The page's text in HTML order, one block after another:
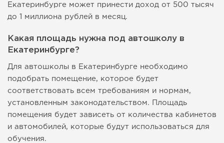
Екатеринбурге может принести доход от 500 тысяч
до 1 миллиона рублей в месяц.
Какая площадь нужна под автошколу в
Екатеринбурге?
Для автошколы в Екатеринбурге необходимо
подобрать помещение, которое будет
соответствовать всем требованиям и нормам,
установленным законодательством. Площадь
помещения будет зависеть от количества кабинетов
и автомобилей, которые будут использоваться для
обучения.